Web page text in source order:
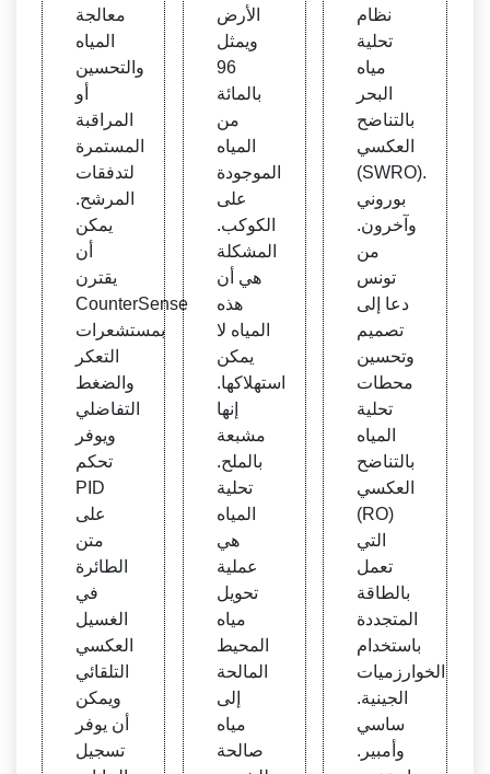
معالجة
المياه
والتحسين
أو
المراقبة
المستمرة
لتدفقات
المرشح.
يمكن
أن
يقترن
CounterSense
بمستشعرات
التعكر
والضغط
التفاضلي
ويوفر
تحكم
PID
على
متن
الطائرة
في
الغسيل
العكسي
التلقائي
ويمكن
أن يوفر
تسجيل
الأرض
ويمثل
96
بالمائة
من
المياه
الموجودة
على
الكوكب.
المشكلة
هي أن
هذه
المياه لا
يمكن
استهلاكها.
إنها
مشبعة
بالملح.
تحلية
المياه
هي
عملية
تحويل
مياه
المحيط
المالحة
إلى
مياه
صالحة
نظام
تحلية
مياه
البحر
بالتناضح
العكسي
(SWRO).
بوروني
وآخرون.
من
تونس
دعا إلى
تصميم
وتحسين
محطات
تحلية
المياه
بالتناضح
العكسي
(RO)
التي
تعمل
بالطاقة
المتجددة
باستخدام
الخوارزميات
الجينية.
ساسي
وأمبير.